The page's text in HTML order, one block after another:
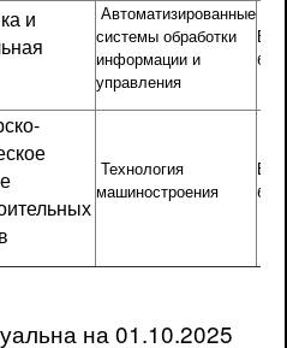
и
Автоматизированные
системы обработки
информации и
управления
Технология
машиностроения
на 01.10.2025